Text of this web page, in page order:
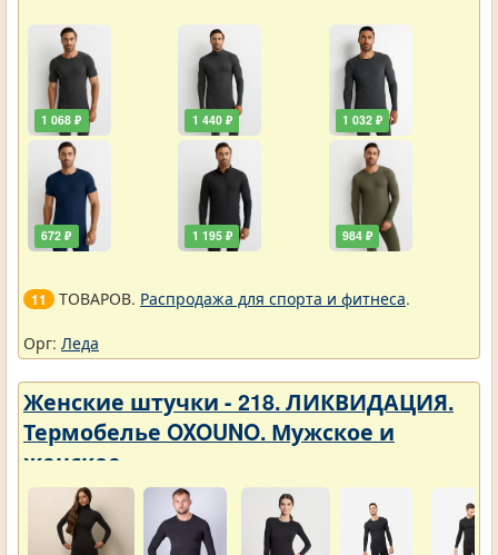
1 068 ₽
672 ₽
1 440 ₽
1 195 ₽
1 032 ₽
984 ₽
11 ТОВАРОВ. Распродажа для спорта и фитнеса.
Орг: Леда
Женские штучки - 218. ЛИКВИДАЦИЯ.
Термобелье OXOUNO. Мужское и
женское